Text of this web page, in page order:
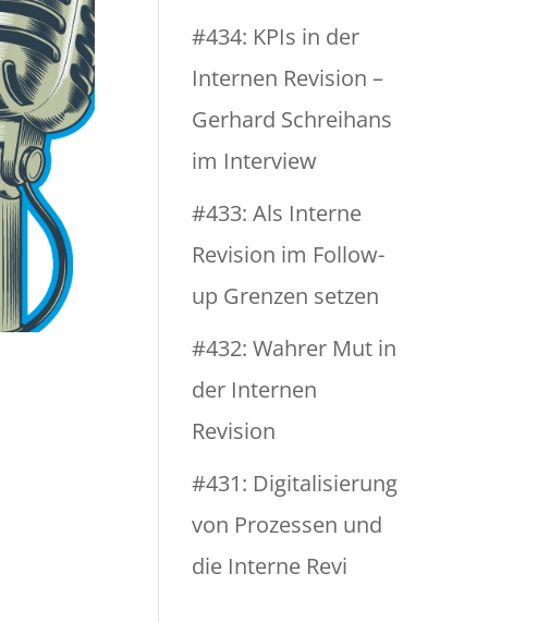
#434: KPIs in der
Internen Revision –
Gerhard Schreihans
im Interview
#433: Als Interne
Revision im Follow-
up Grenzen setzen
#432: Wahrer Mut in
der Internen
Revision
#431: Digitalisierung
von Prozessen und
die Interne Revi